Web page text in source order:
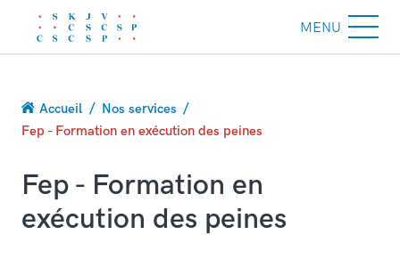
Fil
d'Ariane
Accueil
Nos services
Fep - Formation en exécution des peines
Fep - Formation en
exécution des peines
MENU